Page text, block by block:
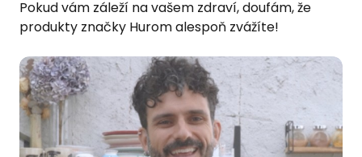
Pokud vám záleží na vašem zdraví, doufám, že
produkty značky Hurom alespoň zvážíte!